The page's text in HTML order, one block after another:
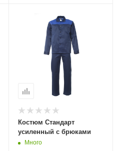
Костюм Стандарт
усиленный с брюками
Много